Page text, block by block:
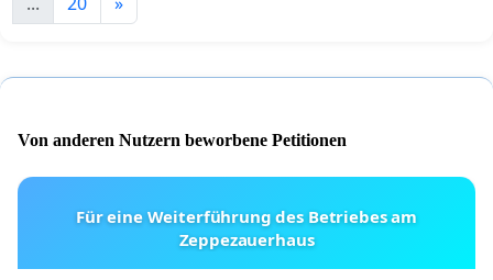
Von anderen Nutzern beworbene Petitionen
Für eine Weiterführung des Betriebes am
Zeppezauerhaus